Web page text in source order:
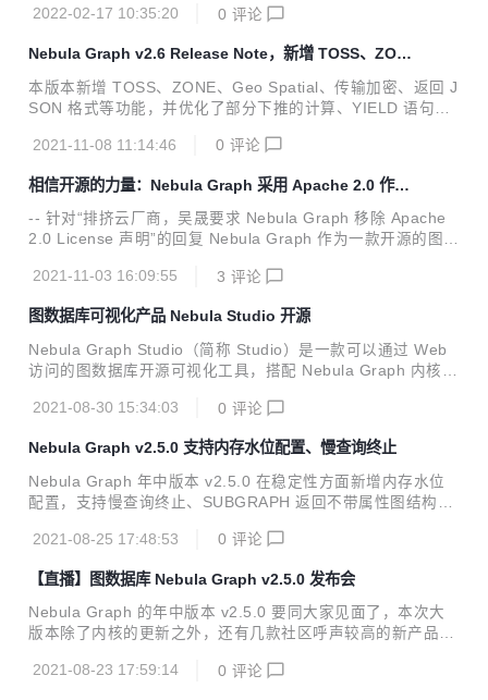
能。...
支持 openCypher 多 MATCH 查询。 #3519 #3318 新增存算
KUP支持 topN 下推。 #3499 新增不带 Tag 的点。 #3316 #
3335 #3328 #3286 新增参数化查询。 #3379 新增不指定 VI
D 的查询，通过LIMIT子句限制输出结果...
2022-02-17 10:35:20 0 评论
Nebula Graph v2.6 Release Note，新增 TOSS、ZON
E 等多样特性
本版本新增 TOSS、ZONE、Geo Spatial、传输加密、返回 J
SON 格式等功能，并优化了部分下推的计算、YIELD 语句格
https://github.com/vesoft-inc/nebula/pull/2525 新增 ZONE
s/2604 支持 Geo Spatial 功能，pr 参见：https://github.co
m/vesoft-inc/nebula/pull/2954、https://github....
2021-11-08 11:14:46 0 评论
相信开源的力量：Nebula Graph 采用 Apache 2.0 作为
其开源协议
-- 针对“排挤云厂商，吴晟要求 Nebula Graph 移除 Apache
2.0 License 声明”的回复 Nebula Graph 作为一款开源的图数
我们反对个别企业对开源社区无穷无尽的汲取，而不向开源社
ense，并附加了 Common Clause 1.0。 2021 年 11 月 2
日，ASF 董事吴晟先生在社区里给我们提了一条 issue，指出
我们之前的协议设计不符合 Apache 2.0 License 的规范。感
2021-11-03 16:09:55 3 评论
图数据库可视化产品 Nebula Studio 开源
Nebula Graph Studio（简称 Studio）是一款可以通过 Web
访问的图数据库开源可视化工具，搭配 Nebula Graph 内核使
服务。即使没有图数据库操作经验，用户也可以快速成为图专
码，详情参见 nebula-studio。 项目已于上周在 GitHub 开
源：github.com/vesoft-inc/nebula-studio 发行版本 Studio
目前有三个发行版本： Docker 版本：用户可以使用 Docker
2021-08-30 15:34:03 0 评论
Nebula Graph v2.5.0 支持内存水位配置、慢查询终止
Nebula Graph 年中版本 v2.5.0 在稳定性方面新增内存水位
配置，支持慢查询终止、SUBGRAPH 返回不带属性图结构、
0 支持慢查询终止，已知问题：所有 query 的查询与终止都会
式解析索引的能力，#1188 支持配置机器内存水位，一定程度
上缓解 OOM 问题，#1067 FIND PATH 支持边过滤，#1091
SUBGRAPH 支持只返回图结构，不包含属性，#1134 TIMES
2021-08-25 17:48:53 0 评论
【直播】图数据库 Nebula Graph v2.5.0 发布会
Nebula Graph 的年中版本 v2.5.0 要同大家见面了，本次大
版本除了内核的更新之外，还有几款社区呼声较高的新产品，
也能轻松使用的可视化图探索工具 Nebula Explorer。 在今晚
2021-08-23 17:59:14 0 评论